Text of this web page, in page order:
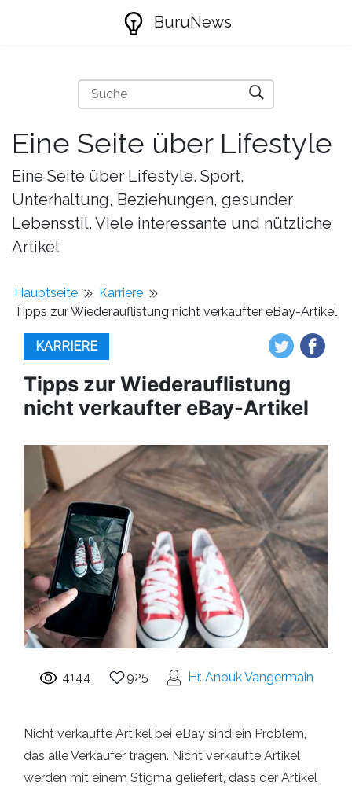
BuruNews
Eine Seite über Lifestyle
Eine Seite über Lifestyle. Sport,
Unterhaltung, Beziehungen, gesunder
Lebensstil. Viele interessante und nützliche
Artikel
Hauptseite
Karriere
Tipps zur Wiederauflistung nicht verkaufter eBay-Artikel
KARRIERE
Tipps zur Wiederauflistung
nicht verkaufter eBay-Artikel
4144 925 Hr. Anouk Vangermain
Nicht verkaufte Artikel bei eBay sind ein Problem,
das alle Verkäufer tragen. Nicht verkaufte Artikel
werden mit einem Stigma geliefert, dass der Artikel